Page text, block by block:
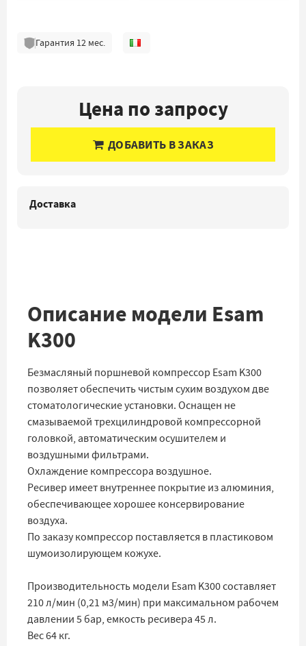
Гарантия 12мес.
Цена по запросу
ДОБАВИТЬ В ЗАКАЗ
Доставка
Описание модели Esam
K300
Безмасляный поршневой компрессор Esam K300
позволяет обеспечить чистым сухим воздухом две
стоматологические установки. Оснащен не
смазываемой трехцилиндровой компрессорной
головкой, автоматическим осушителем и
воздушными фильтрами.
Охлаждение компрессора воздушное.
Ресивер имеет внутреннее покрытие из алюминия,
обеспечивающее хорошее консервирование
воздуха.
По заказу компрессор поставляется в пластиковом
шумоизолирующем кожухе.
Производительность модели Esam K300 составляет
210 л/мин (0,21 м3/мин) при максимальном рабочем
давлении 5 бар, емкость ресивера 45 л.
Вес 64 кг.